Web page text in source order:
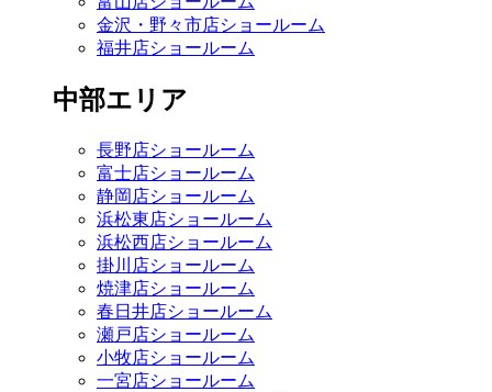
金沢・野々市店ショールーム
福井店ショールーム
中部エリア
長野店ショールーム
富士店ショールーム
静岡店ショールーム
浜松東店ショールーム
浜松西店ショールーム
掛川店ショールーム
焼津店ショールーム
春日井店ショールーム
瀬戸店ショールーム
小牧店ショールーム
一宮店ショールーム